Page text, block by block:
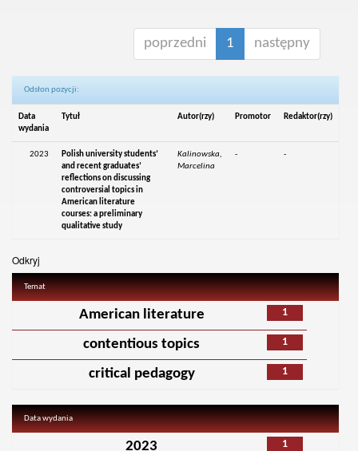
poprzedni 1 następny
Odsłon pozycji:
Data
wydania
Tytuł Autor(rzy) Promotor Redaktor(rzy)
2023
Polish university students’
and recent graduates’
reflections on discussing
controversial topics in
American literature
courses: a preliminary
qualitative study
Kalinowska,
Marcelina
- -
Odkryj
Temat
1
American literature
1
contentious topics
1
critical pedagogy
Data wydania
1
2023